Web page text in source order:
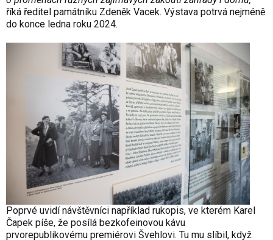
říká ředitel památníku Zdeněk Vacek. Výstava potrvá nejméně
do konce ledna roku 2024.
Poprvé uvidí návštěvníci například rukopis, ve kterém Karel
Čapek píše, že posílá bezkofeinovou kávu
prvorepublikovému premiérovi Švehlovi. Tu mu slíbil, když